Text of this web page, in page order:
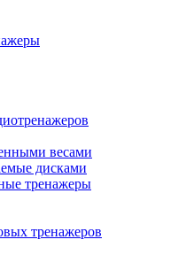
весами
дисками
тренажеры
тренажеров